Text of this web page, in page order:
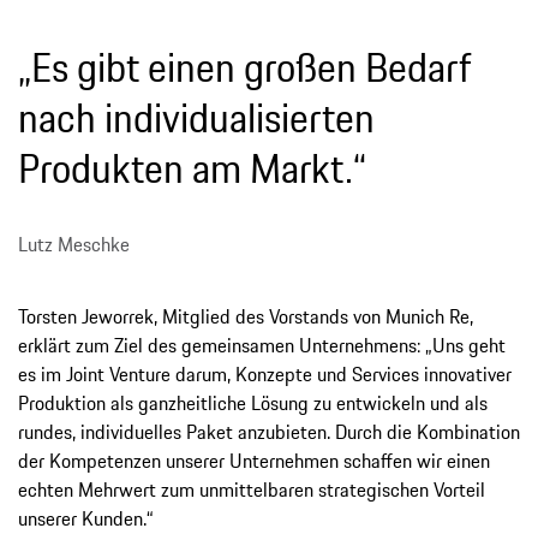
„Es gibt einen großen Bedarf
nach individualisierten
Produkten am Markt.“
Lutz Meschke
Torsten Jeworrek, Mitglied des Vorstands von Munich Re,
erklärt zum Ziel des gemeinsamen Unternehmens: „Uns geht
es im Joint Venture darum, Konzepte und Services innovativer
Produktion als ganzheitliche Lösung zu entwickeln und als
rundes, individuelles Paket anzubieten. Durch die Kombination
der Kompetenzen unserer Unternehmen schaffen wir einen
echten Mehrwert zum unmittelbaren strategischen Vorteil
unserer Kunden.“